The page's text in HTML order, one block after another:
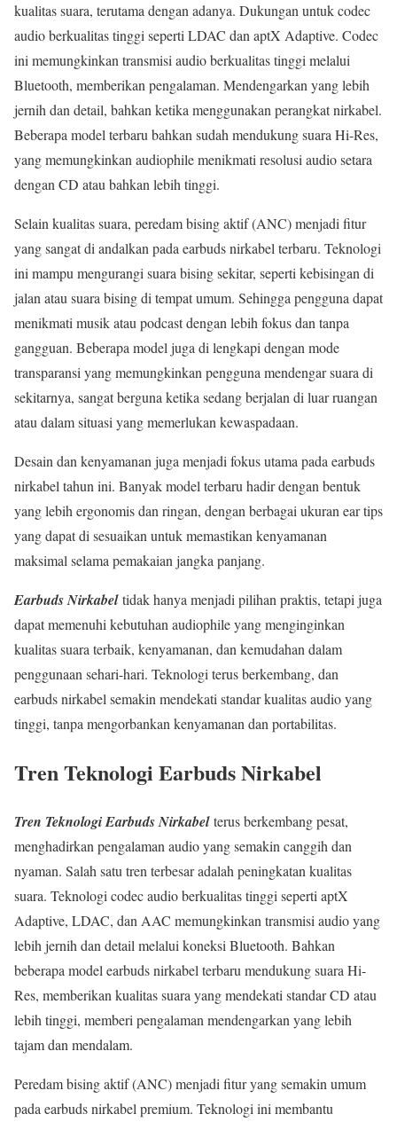
kualitas suara, terutama dengan adanya. Dukungan untuk codec
audio berkualitas tinggi seperti LDAC dan aptX Adaptive. Codec
ini memungkinkan transmisi audio berkualitas tinggi melalui
Bluetooth, memberikan pengalaman. Mendengarkan yang lebih
jernih dan detail, bahkan ketika menggunakan perangkat nirkabel.
Beberapa model terbaru bahkan sudah mendukung suara Hi-Res,
yang memungkinkan audiophile menikmati resolusi audio setara
dengan CD atau bahkan lebih tinggi.
Selain kualitas suara, peredam bising aktif (ANC) menjadi fitur
yang sangat di andalkan pada earbuds nirkabel terbaru. Teknologi
ini mampu mengurangi suara bising sekitar, seperti kebisingan di
jalan atau suara bising di tempat umum. Sehingga pengguna dapat
menikmati musik atau podcast dengan lebih fokus dan tanpa
gangguan. Beberapa model juga di lengkapi dengan mode
transparansi yang memungkinkan pengguna mendengar suara di
sekitarnya, sangat berguna ketika sedang berjalan di luar ruangan
atau dalam situasi yang memerlukan kewaspadaan.
Desain dan kenyamanan juga menjadi fokus utama pada earbuds
nirkabel tahun ini. Banyak model terbaru hadir dengan bentuk
yang lebih ergonomis dan ringan, dengan berbagai ukuran ear tips
yang dapat di sesuaikan untuk memastikan kenyamanan
maksimal selama pemakaian jangka panjang.
Earbuds Nirkabeltidak hanya menjadi pilihan praktis, tetapi juga
dapat memenuhi kebutuhan audiophile yang menginginkan
kualitas suara terbaik, kenyamanan, dan kemudahan dalam
penggunaan sehari-hari. Teknologi terus berkembang, dan
earbuds nirkabel semakin mendekati standar kualitas audio yang
tinggi, tanpa mengorbankan kenyamanan dan portabilitas.
Tren Teknologi Earbuds Nirkabel
Tren Teknologi Earbuds Nirkabelterus berkembang pesat,
menghadirkan pengalaman audio yang semakin canggih dan
nyaman. Salah satu tren terbesar adalah peningkatan kualitas
suara. Teknologi codec audio berkualitas tinggi seperti aptX
Adaptive, LDAC, dan AAC memungkinkan transmisi audio yang
lebih jernih dan detail melalui koneksi Bluetooth. Bahkan
beberapa model earbuds nirkabel terbaru mendukung suara Hi-
Res, memberikan kualitas suara yang mendekati standar CD atau
lebih tinggi, memberi pengalaman mendengarkan yang lebih
tajam dan mendalam.
Peredam bising aktif (ANC) menjadi fitur yang semakin umum
pada earbuds nirkabel premium. Teknologi ini membantu